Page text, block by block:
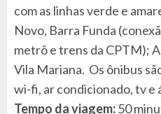
com as linhas verde e
Novo, Barra Funda
metrô e trens da CPTM);
Vila Mariana. Os ônibus
wi-fi, ar condicionado, tv e
Tempo da viagem:50